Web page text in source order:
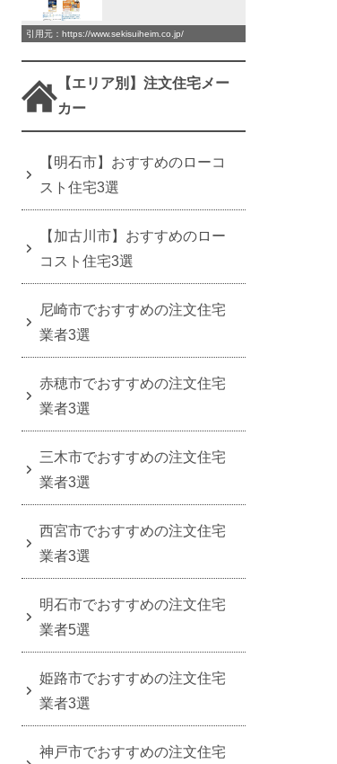
引用元：https://www.sekisuiheim.co.jp/
【エリア別】注文住宅メー
カー
【明石市】おすすめのローコ
スト住宅3選
【加古川市】おすすめのロー
コスト住宅3選
尼崎市でおすすめの注文住宅
業者3選
赤穂市でおすすめの注文住宅
業者3選
三木市でおすすめの注文住宅
業者3選
西宮市でおすすめの注文住宅
業者3選
明石市でおすすめの注文住宅
業者5選
姫路市でおすすめの注文住宅
業者3選
神戸市でおすすめの注文住宅